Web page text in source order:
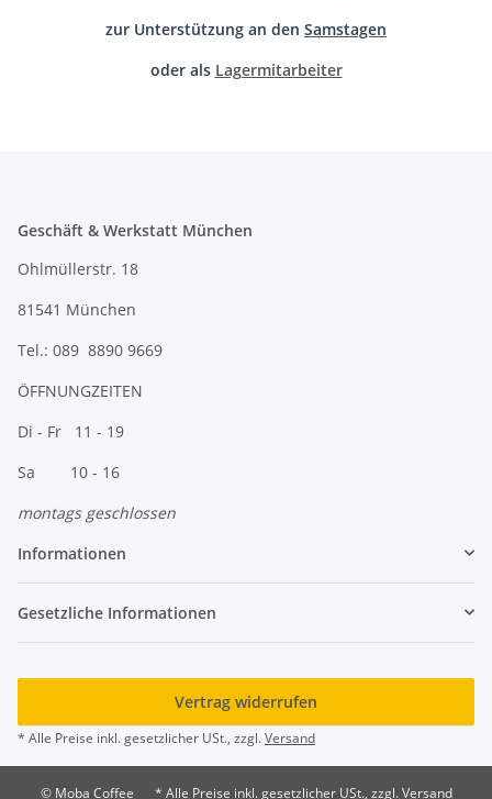
zur Unterstützung an den Samstagen
oder als Lagermitarbeiter
Geschäft & Werkstatt München
Ohlmüllerstr. 18
81541 München
Tel.: 089 8890 9669
ÖFFNUNGZEITEN
Di - Fr 11 - 19
Sa 10 - 16
montags geschlossen
Informationen
Gesetzliche Informationen
Vertrag widerrufen
* Alle Preise inkl. gesetzlicher USt., zzgl.Versand
© Moba Coffee * Alle Preise inkl. gesetzlicher USt., zzgl. Versand